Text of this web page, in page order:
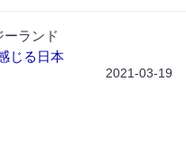
ーランド
じる日本
2021-03-19